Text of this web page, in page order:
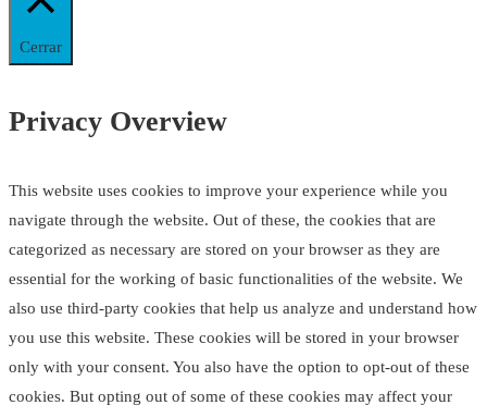
Cerrar
Privacy Overview
This website uses cookies to improve your experience while you
navigate through the website. Out of these, the cookies that are
categorized as necessary are stored on your browser as they are
essential for the working of basic functionalities of the website. We
also use third-party cookies that help us analyze and understand how
you use this website. These cookies will be stored in your browser
only with your consent. You also have the option to opt-out of these
cookies. But opting out of some of these cookies may affect your